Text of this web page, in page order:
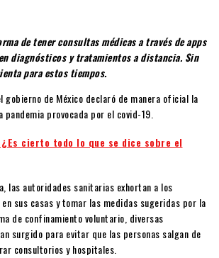
de tener consultas médicas a través de apps
diagnósticos y tratamientos a distancia. Sin
para estos tiempos.
gobierno de México declaró de manera oficial la
provocada por el covid-19.
¿Es cierto todo lo que se dice sobre el
las autoridades sanitarias exhortan a los
sus casas y tomar las medidas sugeridas por la
de confinamiento voluntario, diversas
surgido para evitar que las personas salgan de
consultorios y hospitales.